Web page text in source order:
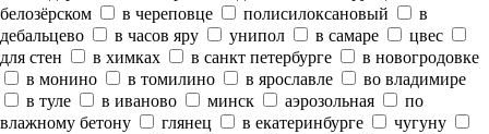
белозёрском
в череповце полисилоксановый
в
дебальцево
в часов яру унипол в самаре
цвес
для стен
в химках в санкт петербурге
в новогродовке
в монино
в томилино в ярославле
во владимире
в туле
в иваново минск аэрозольная
по
влажному бетону
глянец в екатеринбурге
чугуну